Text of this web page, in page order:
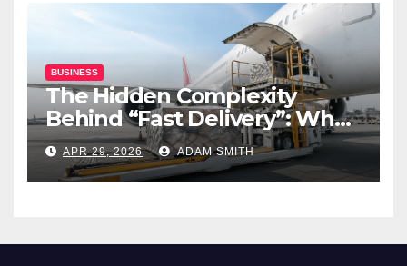
BUSINESS
The Hidden Complexity
Behind “Fast Delivery”: What
Air Freight Really Involves
APR 29, 2026 ADAM SMITH